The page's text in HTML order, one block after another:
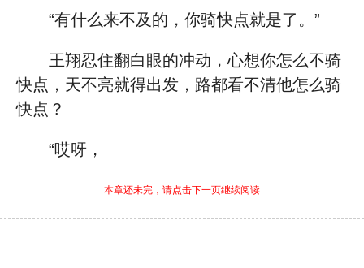
“有什么来不及的，你骑快点就是了。”
王翔忍住翻白眼的冲动，心想你怎么不骑
快点，天不亮就得出发，路都看不清他怎么骑
快点？
“哎呀，
本章还未完，请点击下一页继续阅读